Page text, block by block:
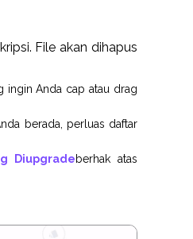
File akan dihapus
ingin Anda cap atau drag
berada, perluas daftar
Diupgradeberhak atas